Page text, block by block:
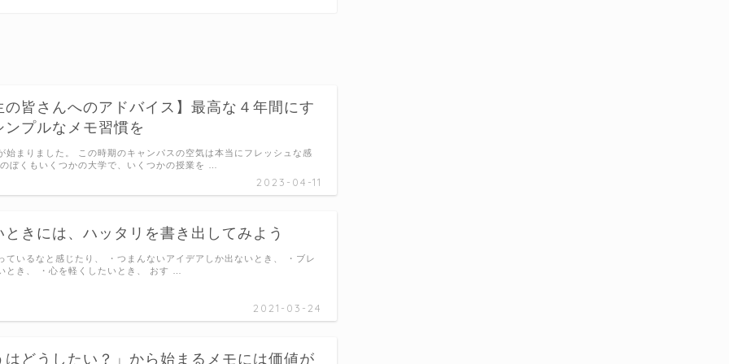
の皆さんへのアドバイス】最高な４年間にす
ンプルなメモ習慣を
2023-04-11
始まりました。 この時期のキャンパスの空気は本当にフレッシュな感
ぼくもいくつかの大学で、いくつかの授業を …
ときには、ハッタリを書き出してみよう
2021-03-24
ているなと感じたり、 ・つまんないアイデアしか出ないとき、 ・ブレ
とき、 ・心を軽くしたいとき、 おす …
はどうしたい？」から始まるメモには価値が